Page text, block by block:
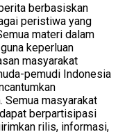
berbasiskan
peristiwa yang
materi dalam
keperluan
masyarakat
pemudi Indonesia
Semua masyarakat
berpartisipasi
rilis, informasi,